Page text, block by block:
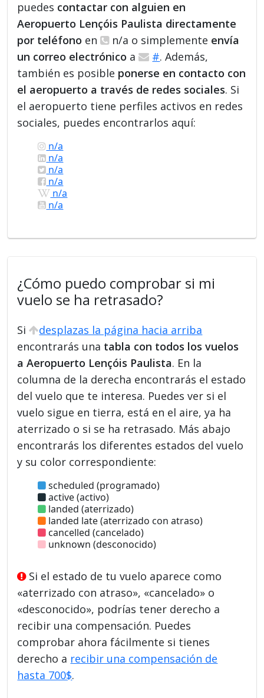
puedes contactar con alguien en
Aeropuerto Lençóis Paulista directamente
por teléfono en n/a o simplemente envía
un correo electrónico a #. Además,
también es posible ponerse en contacto con
el aeropuerto a través de redes sociales. Si
el aeropuerto tiene perfiles activos en redes
sociales, puedes encontrarlos aquí:
n/a
n/a
n/a
n/a
n/a
n/a
¿Cómo puedo comprobar si mi
vuelo se ha retrasado?
Si
desplazas la página hacia arriba
encontrarás una tabla con todos los vuelos
a Aeropuerto Lençóis Paulista. En la
columna de la derecha encontrarás el estado
del vuelo que te interesa. Puedes ver si el
vuelo sigue en tierra, está en el aire, ya ha
aterrizado o si se ha retrasado. Más abajo
encontrarás los diferentes estados del vuelo
y su color correspondiente:
scheduled (programado)
active (activo)
landed (aterrizado)
landed late (aterrizado con atraso)
cancelled (cancelado)
unknown (desconocido)
Si el estado de tu vuelo aparece como
«aterrizado con atraso», «cancelado» o
«desconocido», podrías tener derecho a
recibir una compensación. Puedes
comprobar ahora fácilmente si tienes
derecho a recibir una compensación de
hasta 700$.